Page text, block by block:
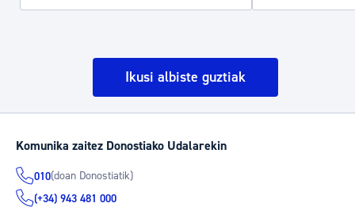
Ikusi albiste guztiak
Komunika zaitez Donostiako Udalarekin
010(doan Donostiatik)
(+34) 943 481 000